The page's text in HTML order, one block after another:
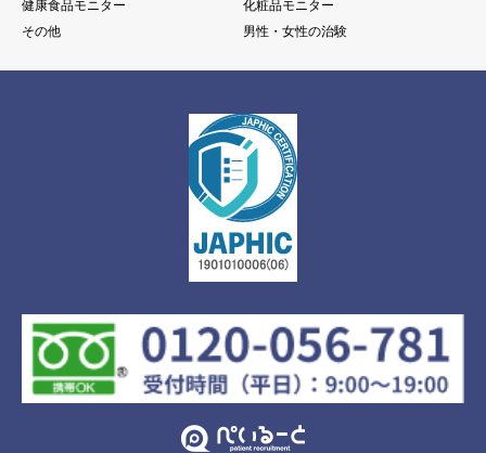
健康食品モニター
化粧品モニター
その他
男性・女性の治験